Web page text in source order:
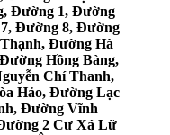
Đường 1, Đường
Đường 8, Đường
Đường Hà
Hồng Bàng,
Chí Thanh,
Hảo, Đường Lạc
Đường Vĩnh
2 Cư Xá Lữ